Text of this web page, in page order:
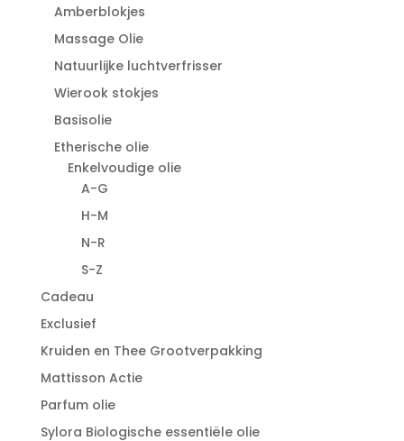
Amberblokjes
Massage Olie
Natuurlijke luchtverfrisser
Wierook stokjes
Basisolie
Etherische olie
Enkelvoudige olie
A-G
H-M
N-R
S-Z
Cadeau
Exclusief
Kruiden en Thee Grootverpakking
Mattisson Actie
Parfum olie
Sylora Biologische essentiële olie